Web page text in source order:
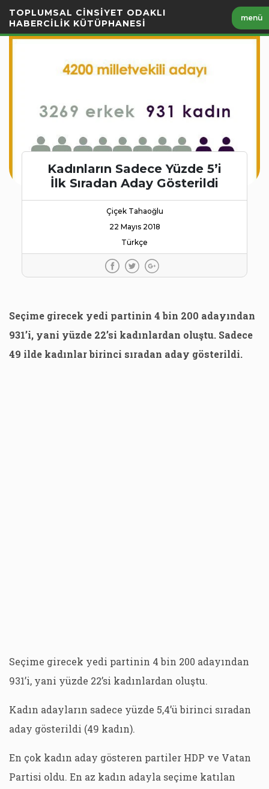
Geç
TOPLUMSAL CİNSİYET ODAKLI
HABERCİLİK KÜTÜPHANESİ
menü
Kadınların Sadece Yüzde 5’i
İlk Sıradan Aday Gösterildi
Çiçek Tahaoğlu
22 Mayıs 2018
Türkçe
Seçime girecek yedi partinin 4 bin 200 adayından
931’i, yani yüzde 22’si kadınlardan oluştu. Sadece
49 ilde kadınlar birinci sıradan aday gösterildi.
Seçime girecek yedi partinin 4 bin 200 adayından
931’i, yani yüzde 22’si kadınlardan oluştu.
Kadın adayların sadece yüzde 5,4’ü birinci sıradan
aday gösterildi (49 kadın).
En çok kadın aday gösteren partiler HDP ve Vatan
Partisi oldu. En az kadın adayla seçime katılan